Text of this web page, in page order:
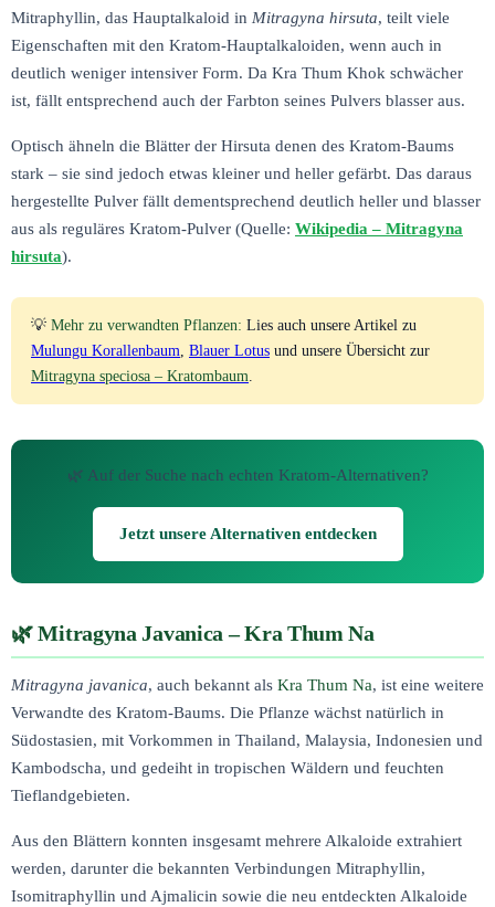
Mitraphyllin, das Hauptalkaloid in Mitragyna hirsuta, teilt viele
Eigenschaften mit den Kratom-Hauptalkaloiden, wenn auch in
deutlich weniger intensiver Form. Da Kra Thum Khok schwächer
ist, fällt entsprechend auch der Farbton seines Pulvers blasser aus.
Optisch ähneln die Blätter der Hirsuta denen des Kratom-Baums
stark – sie sind jedoch etwas kleiner und heller gefärbt. Das daraus
hergestellte Pulver fällt dementsprechend deutlich heller und blasser
aus als reguläres Kratom-Pulver (Quelle: Wikipedia – Mitragyna
hirsuta).
💡 Mehr zu verwandten Pflanzen: Lies auch unsere Artikel zu
Mulungu Korallenbaum, Blauer Lotus und unsere Übersicht zur
Mitragyna speciosa – Kratombaum.
🌿 Auf der Suche nach echten Kratom-Alternativen?
Jetzt unsere Alternativen entdecken
Mitragyna Javanica – Kra Thum Na
Mitragyna javanica, auch bekannt als Kra Thum Na, ist eine weitere
Verwandte des Kratom-Baums. Die Pflanze wächst natürlich in
Südostasien, mit Vorkommen in Thailand, Malaysia, Indonesien und
Kambodscha, und gedeiht in tropischen Wäldern und feuchten
Tieflandgebieten.
Aus den Blättern konnten insgesamt mehrere Alkaloide extrahiert
werden, darunter die bekannten Verbindungen Mitraphyllin,
Isomitraphyllin und Ajmalicin sowie die neu entdeckten Alkaloide